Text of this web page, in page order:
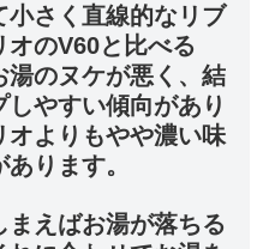
小さく直線的なリブ
のV60と比べる
湯のヌケが悪く、結
やすい傾向があり
オよりもやや濃い味
ります。
まえばお湯が落ちる